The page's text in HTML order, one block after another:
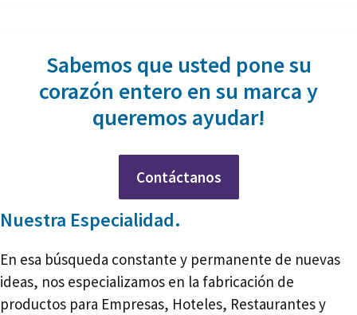
Sabemos que usted pone su
corazón entero en su marca y
queremos ayudar!
Contáctanos
Nuestra Especialidad.
En esa búsqueda constante y permanente de nuevas
ideas, nos especializamos en la fabricación de
productos para Empresas, Hoteles, Restaurantes y